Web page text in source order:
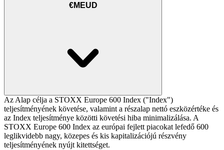
€MEUD
Az Alap célja a STOXX Europe 600 Index ("Index")
teljesítményének követése, valamint a részalap nettó eszközértéke és
az Index teljesítménye közötti követési hiba minimalizálása. A
STOXX Europe 600 Index az európai fejlett piacokat lefedő 600
leglikvidebb nagy, közepes és kis kapitalizációjú részvény
teljesítményének nyújt kitettséget.